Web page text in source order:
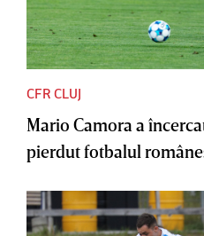
CFR CLUJ
Mario Camora a
pierdut fotbalul